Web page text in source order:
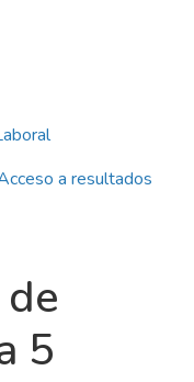
a resultados
5